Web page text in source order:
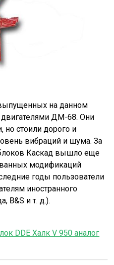
на данном
двигателями ДМ-68. Они
стоили дорого и
вибраций и шума. За
Каскад вышло еще
модификаций
годы пользователи
иностранного
B&S и т. д.).
DDE Халк V 950 аналог